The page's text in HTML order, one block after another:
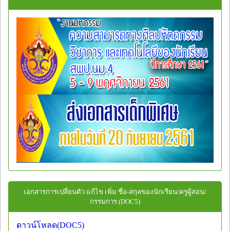
เอกสารการเปลี่ยนตัว แก้ไข เพิ่ม ชื่อ-สกุลของนักเรียน/ครูผู้สอน/
กรรมการ (DOC5)
ดาวน์โหลด(DOC5)